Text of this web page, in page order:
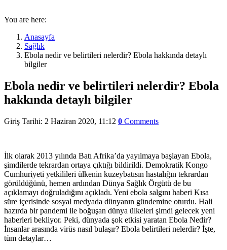
You are here:
Anasayfa
Sağlık
Ebola nedir ve belirtileri nelerdir? Ebola hakkında detaylı
bilgiler
Ebola nedir ve belirtileri nelerdir? Ebola
hakkında detaylı bilgiler
Giriş Tarihi: 2 Haziran 2020, 11:12 0 Comments
İlk olarak 2013 yılında Batı Afrika’da yayılmaya başlayan Ebola,
şimdilerde tekrardan ortaya çıktığı bildirildi. Demokratik Kongo
Cumhuriyeti yetkilileri ülkenin kuzeybatısın hastalığın tekrardan
görüldüğünü, hemen ardından Dünya Sağlık Örgütü de bu
açıklamayı doğruladığını açıkladı. Yeni ebola salgını haberi Kısa
süre içerisinde sosyal medyada dünyanın gündemine oturdu. Hali
hazırda bir pandemi ile boğuşan dünya ülkeleri şimdi gelecek yeni
haberleri bekliyor. Peki, dünyada şok etkisi yaratan Ebola Nedir?
İnsanlar arasında virüs nasıl bulaşır? Ebola belirtileri nelerdir? İşte,
tüm detaylar…